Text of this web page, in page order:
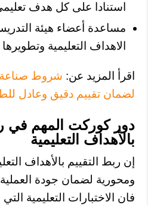
استنادا على كل هدف
مساعدة أعضاء هيئة
الاهداف التعليمية
اقرأ المزيد عن: شروط صناعة
لضمان تقييم دقيق وعادل
دور كوركت المهم في
بالأهداف التعليمية
إن ربط التقييم بالأهداف
ومحورية لضمان جودة العملية
فان الاختبارات التعليمية